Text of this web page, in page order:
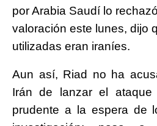
por Arabia Saudí lo
valoración este lunes, dijo
utilizadas eran iraníes.
Aun así, Riad no ha
Irán de lanzar el
prudente a la espera de